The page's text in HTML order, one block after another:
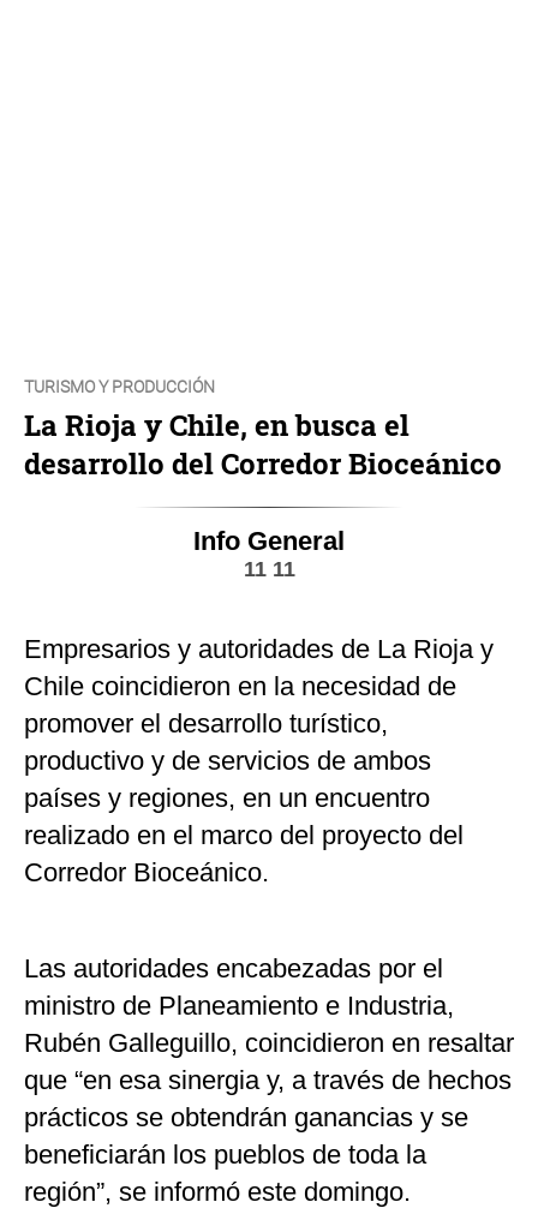
TURISMO Y PRODUCCIÓN
La Rioja y Chile, en busca el
desarrollo del Corredor Bioceánico
Info General
11 11
Empresarios y autoridades de La Rioja y
Chile coincidieron en la necesidad de
promover el desarrollo turístico,
productivo y de servicios de ambos
países y regiones, en un encuentro
realizado en el marco del proyecto del
Corredor Bioceánico.
Las autoridades encabezadas por el
ministro de Planeamiento e Industria,
Rubén Galleguillo, coincidieron en resaltar
que “en esa sinergia y, a través de hechos
prácticos se obtendrán ganancias y se
beneficiarán los pueblos de toda la
región”, se informó este domingo.